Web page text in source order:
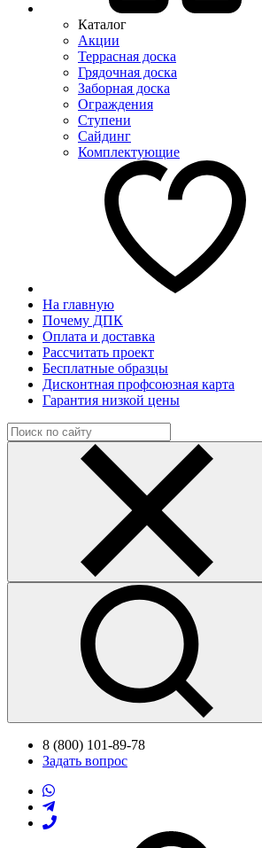
Каталог
Акции
Террасная доска
Грядочная доска
Заборная доска
Ограждения
Ступени
Сайдинг
Комплектующие
На главную
Почему ДПК
Оплата и доставка
Рассчитать проект
Бесплатные образцы
Дисконтная профсоюзная карта
Гарантия низкой цены
8 (800) 101-89-78
Задать вопрос